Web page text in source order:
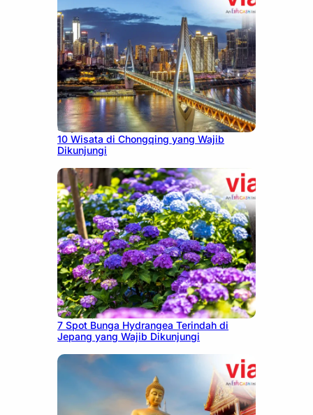
July 30, 2026
10 Wisata di Chongqing yang Wajib
Dikunjungi
July 23, 2026
7 Spot Bunga Hydrangea Terindah di
Jepang yang Wajib Dikunjungi